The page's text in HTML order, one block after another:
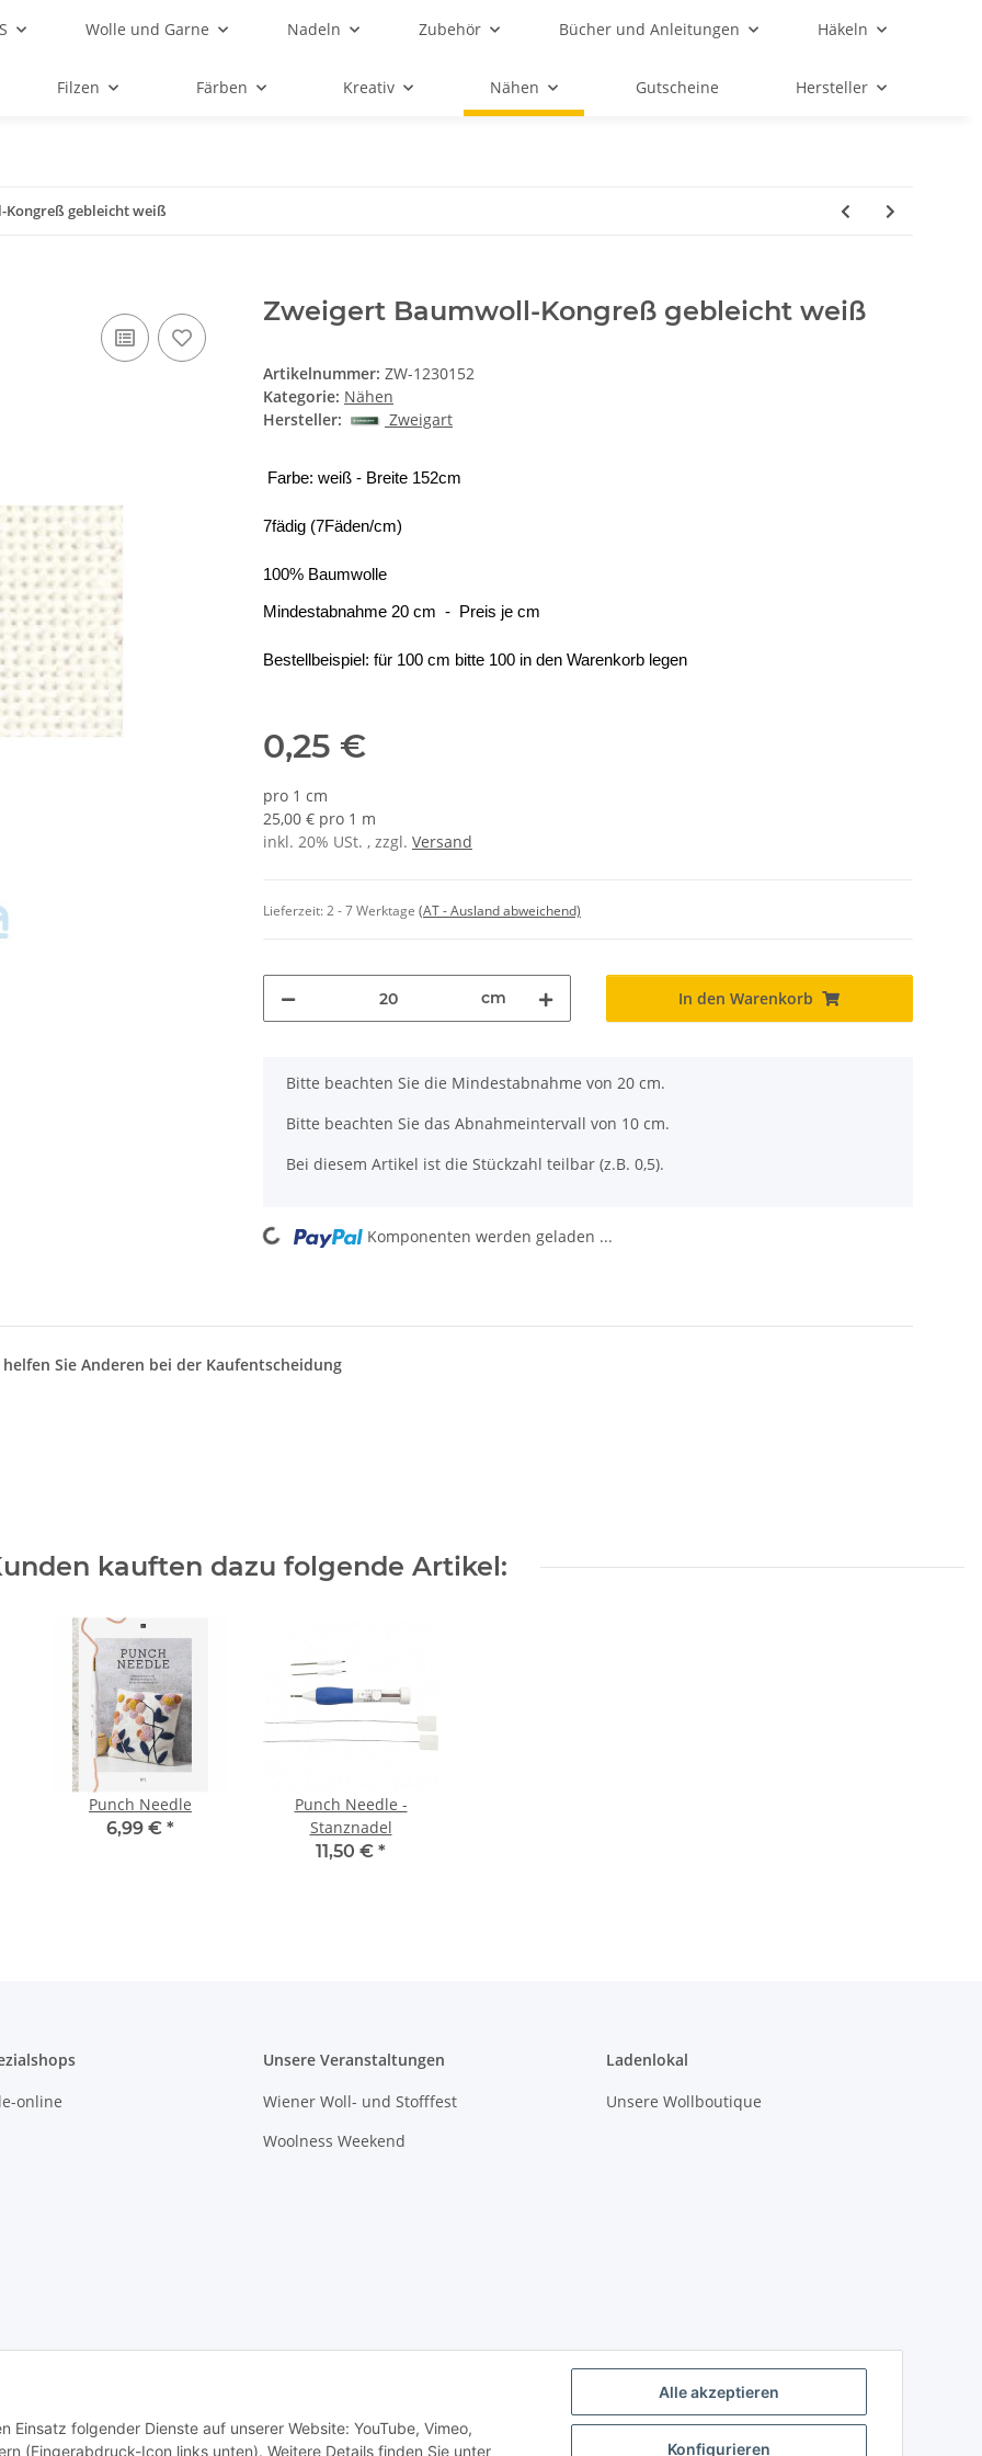
Alle akzeptieren
Konfigurieren
Einsatz folgender Dienste auf unserer Website: YouTube, Vimeo,
(Fingerabdruck-Icon links unten). Weitere Details finden Sie unter
Wolle und Garne Nadeln Zubehör Bücher und Anleitungen Häkeln
Filzen Färben Kreativ Nähen Gutscheine Hersteller
gebleicht weiß
Zweigert Baumwoll-Kongreß gebleicht weiß
Artikelnummer: ZW-1230152
Kategorie: Nähen
Hersteller:
Zweigart
Farbe: weiß - Breite 152cm
7fädig (7Fäden/cm)
100% Baumwolle
Mindestabnahme 20 cm - Preis je cm
Bestellbeispiel: für 100 cm bitte 100 in den Warenkorb legen
0,25 €
pro 1 cm
25,00 € pro 1 m
inkl. 20% USt. , zzgl. Versand
Lieferzeit:2 - 7 Werktage (AT - Ausland abweichend)
cm In den Warenkorb
x
Bitte beachten Sie die Mindestabnahme von 20 cm.
Bitte beachten Sie das Abnahmeintervall von 10 cm.
Bei diesem Artikel ist die Stückzahl teilbar (z.B. 0,5).
Loading... Komponenten werden geladen ...
Sie Anderen bei der Kaufentscheidung
kauften dazu folgende Artikel:
Punch Needle
6,99 € *
Punch Needle -
Stanznadel
11,50 € *
online
Unsere Veranstaltungen
Wiener Woll- und Stofffest
Woolness Weekend
Ladenlokal
Unsere Wollboutique